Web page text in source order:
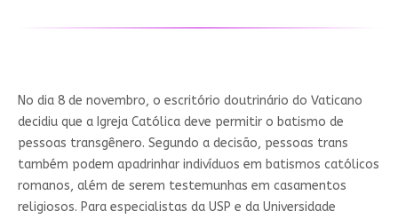
No dia 8 de novembro, o escritório doutrinário do Vaticano
decidiu que a Igreja Católica deve permitir o batismo de
pessoas transgênero. Segundo a decisão, pessoas trans
também podem apadrinhar indivíduos em batismos católicos
romanos, além de serem testemunhas em casamentos
religiosos. Para especialistas da USP e da Universidade